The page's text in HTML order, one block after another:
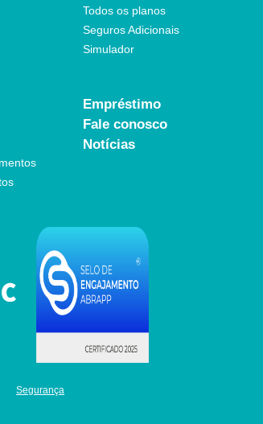
Todos os planos
Seguros Adicionais
Simulador
Empréstimo
Fale conosco
Notícias
Segurança